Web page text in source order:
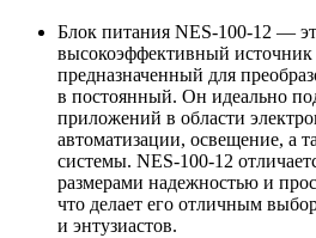
Блок питания NES-100-12 —
высокоэффективный источник
предназначенный для
в постоянный. Он идеально
приложений в области
автоматизации, освещение, а
системы. NES-100-12
размерами надежностью и
что делает его отличным
и энтузиастов.